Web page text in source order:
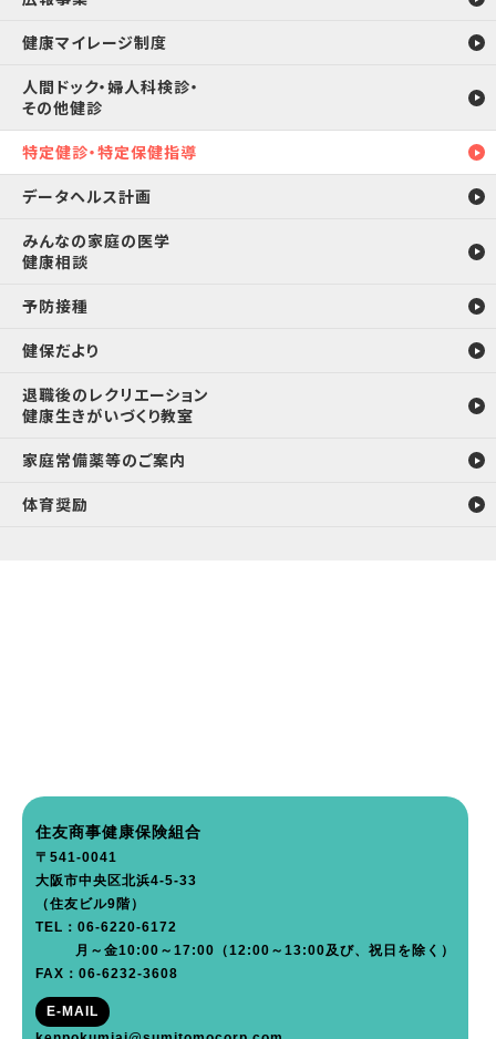
健康マイレージ制度
人間ドック・婦人科検診・
その他健診
特定健診・特定保健指導
データヘルス計画
みんなの家庭の医学
健康相談
予防接種
健保だより
退職後のレクリエーション
健康生きがいづくり教室
家庭常備薬等のご案内
体育奨励
住友商事健康保険組合
〒541-0041
大阪市中央区北浜4-5-33
（住友ビル9階）
TEL：06-6220-6172
月～金10:00～17:00（12:00～13:00及び、祝日を除く）
FAX：06-6232-3608
E-MAIL